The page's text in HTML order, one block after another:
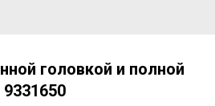
головкой и полной